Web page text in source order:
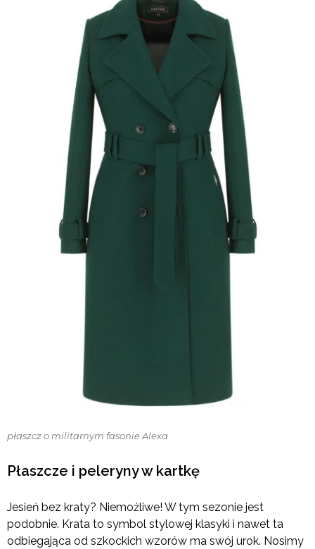
płaszcz o militarnym fasonie Alexa
Płaszcze i peleryny w kartkę
Jesień bez kraty? Niemożliwe! W tym sezonie jest
podobnie. Krata to symbol stylowej klasyki i nawet ta
odbiegająca od szkockich wzorów ma swój urok. Nosimy